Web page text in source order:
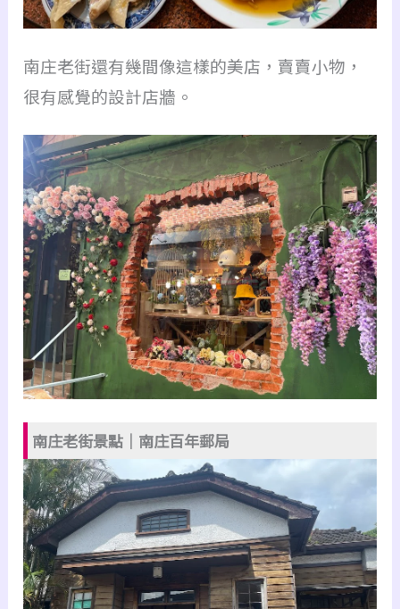
南庄老街還有幾間像這樣的美店，賣賣小物，
很有感覺的設計店牆。
南庄老街景點｜南庄百年郵局